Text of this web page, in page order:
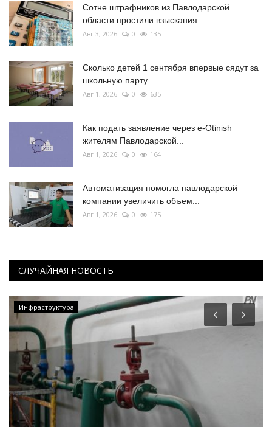
Сотне штрафников из Павлодарской
области простили взыскания
Авг 3, 2026 0 135
Сколько детей 1 сентября впервые сядут за
школьную парту...
Авг 1, 2026 0 635
Как подать заявление через e-Otinish
жителям Павлодарской...
Авг 1, 2026 0 164
Автоматизация помогла павлодарской
компании увеличить объем...
Авг 1, 2026 0 175
СЛУЧАЙНАЯ НОВОСТЬ
Инфраструктура